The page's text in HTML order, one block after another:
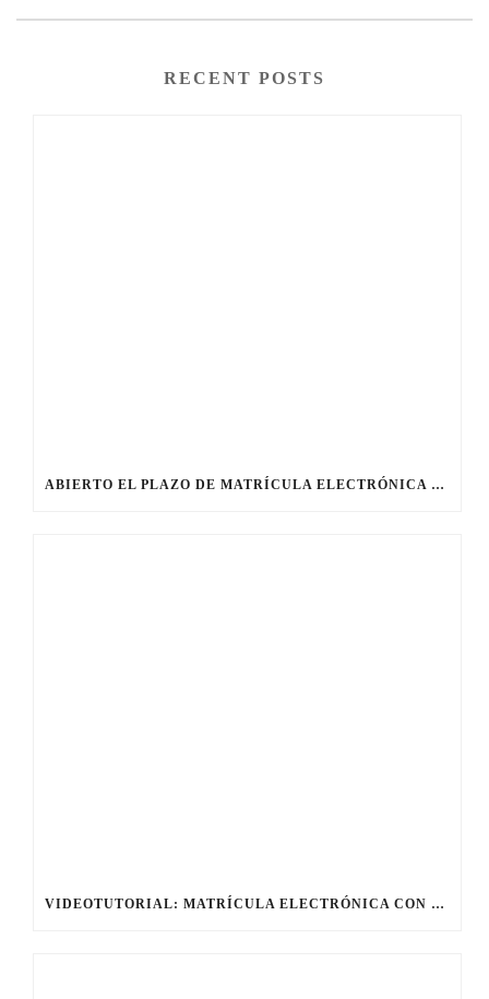
RECENT POSTS
ABIERTO EL PLAZO DE MATRÍCULA ELECTRÓNICA PARA EL CURSO 2026/2027 (HASTA EL 8 DE JUNIO)
VIDEOTUTORIAL: MATRÍCULA ELECTRÓNICA CON IANDE